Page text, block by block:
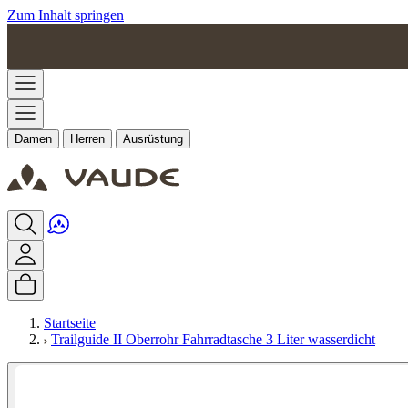
Zum Inhalt springen
Damen Herren Ausrüstung
Startseite
Trailguide II Oberrohr Fahrradtasche 3 Liter wasserdicht